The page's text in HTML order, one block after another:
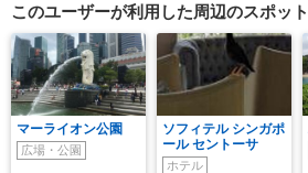
このユーザーが利用した周辺のスポット
マーライオン公園
広場・公園
ソフィテル シンガポ
ール セントーサ
ホテル